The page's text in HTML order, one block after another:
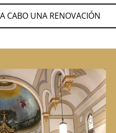
CABO UNA RENOVACIÓN